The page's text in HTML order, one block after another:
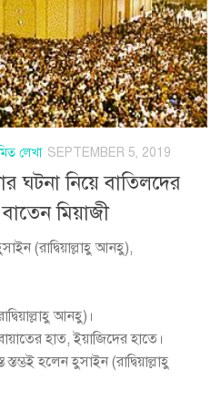
লেখা SEPTEMBER 5, 2019
ঘটনা নিয়ে বাতিলদের
মিয়াজী
(রাদ্বিয়াল্লাহু আনহু),
আনহু)।
হাত, ইয়াজিদের হাতে।
হলেন হুসাইন (রাদ্বিয়াল্লাহু